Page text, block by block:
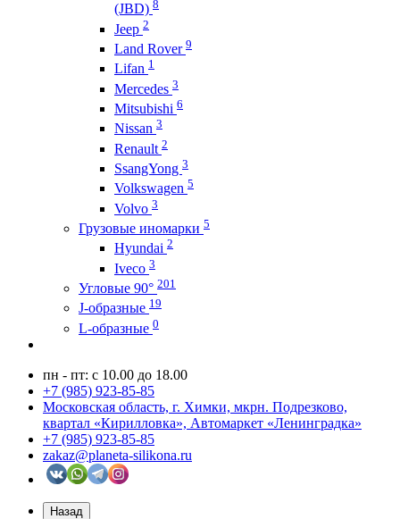
(JBD) 8
Jeep 2
Land Rover 9
Lifan 1
Mercedes 3
Mitsubishi 6
Nissan 3
Renault 2
SsangYong 3
Volkswagen 5
Volvo 3
Грузовые иномарки 5
Hyundai 2
Iveco 3
Угловые 90° 201
J-образные 19
L-образные 0
пн - пт: с 10.00 до 18.00
+7 (985) 923-85-85
Московская область, г. Химки, мкрн. Подрезково,
квартал «Кирилловка», Автомаркет «Ленинградка»
+7 (985) 923-85-85
zakaz@planeta-silikona.ru
Назад